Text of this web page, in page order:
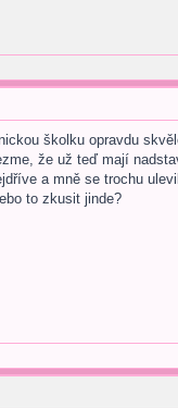
školku opravdu
že už teď mají
a mně se trochu
to zkusit jinde?